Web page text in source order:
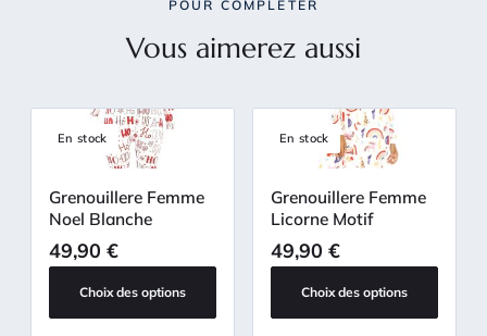
POUR COMPLÉTER
Vous aimerez aussi
En stock
Grenouillere Femme
Noel Blanche
49,90 €
Choix des options
En stock
Grenouillere Femme
Licorne Motif
49,90 €
Choix des options